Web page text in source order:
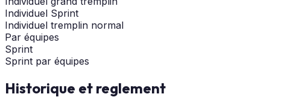
Individuel Sprint
Individuel tremplin normal
Par équipes
Sprint
Sprint par équipes
Historique et reglement